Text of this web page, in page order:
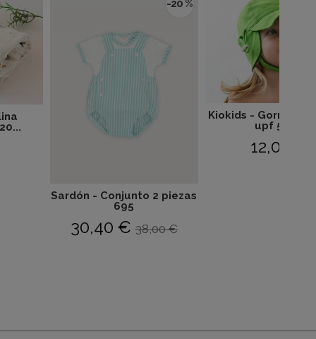
-20 %
Sardón - Conjunto 2 piezas
695
30,40 €38,00 €
Kiokids - Gorro
upf 50+...
12,00 €